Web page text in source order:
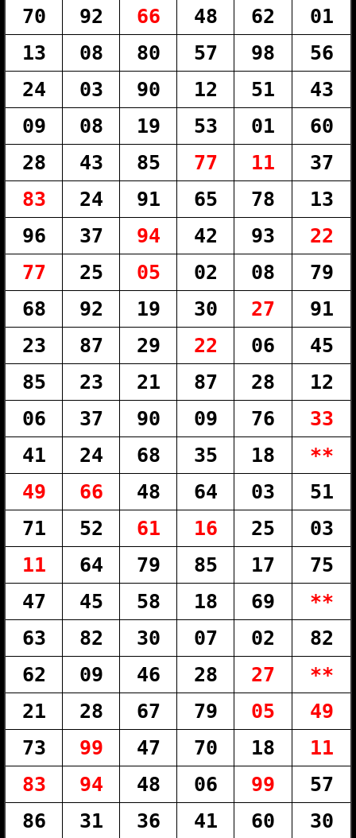
70
92 66 48 62
01
13
08 80 57 98
56
24
03 90 12 51
43
09
08 19 53 01
60
28
43 85 77 11
37
83
24 91 65 78
13
96
37 94 42 93
22
77
25 05 02 08
79
68
92 19 30 27
91
23
87 29 22 06
45
85
23 21 87 28
12
06
37 90 09 76
33
41
24 68 35 18
**
49
66 48 64 03
51
71
52 61 16 25
03
11
64 79 85 17
75
47
45 58 18 69
**
63
82 30 07 02
82
62
09 46 28 27
**
21
28 67 79 05
49
73
99 47 70 18
11
83
94 48 06 99
57
86
31 36 41 60 30